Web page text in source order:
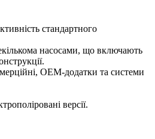
стандартного
насосами, що включають
OEM-додатки та системи
версії.